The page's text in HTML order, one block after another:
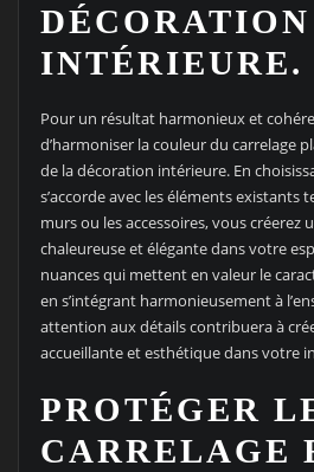
DÉCORATION
INTÉRIEURE.
Pour un résultat harmonieux et
d’harmoniser la couleur du carrelage
de la décoration intérieure. En
s’accorde avec les éléments existants
murs ou les accessoires, vous créerez
chaleureuse et élégante dans votre
nuances qui mettent en valeur le
en s’intégrant harmonieusement à
attention aux détails contribuera à
accueillante et esthétique dans votre
PROTÉGER
CARRELAGE